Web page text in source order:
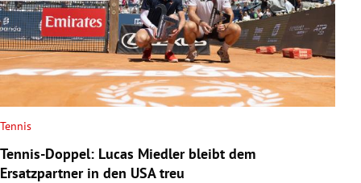
Tennis
Tennis-Doppel: Lucas Miedler bleibt dem
Ersatzpartner in den USA treu